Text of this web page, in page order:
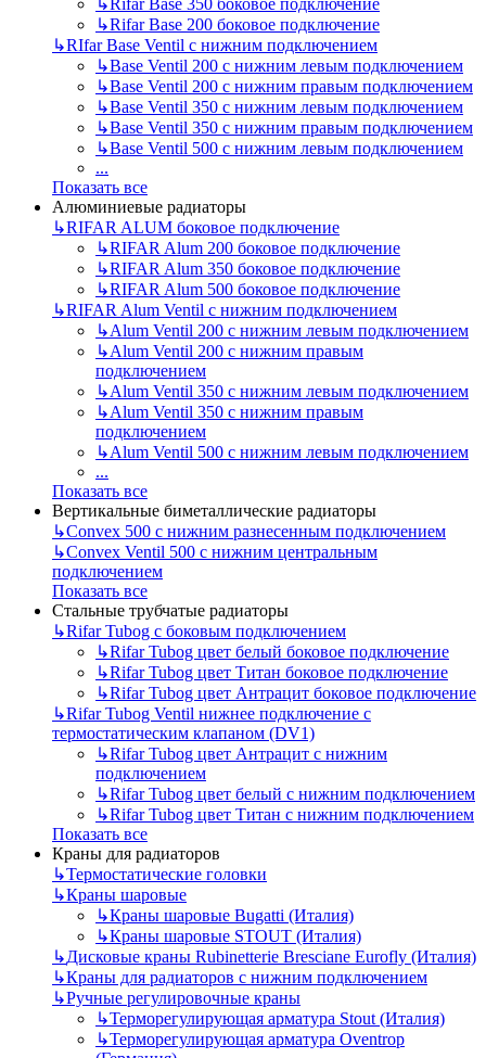
↳Rifar Base 200 боковое подключение
↳RIfar Base Ventil с нижним подключением
↳Base Ventil 200 с нижним левым подключением
↳Base Ventil 200 с нижним правым подключением
↳Base Ventil 350 с нижним левым подключением
↳Base Ventil 350 с нижним правым подключением
↳Base Ventil 500 с нижним левым подключением
...
Показать все
Алюминиевые радиаторы
↳RIFAR ALUM боковое подключение
↳RIFAR Alum 200 боковое подключение
↳RIFAR Alum 350 боковое подключение
↳RIFAR Alum 500 боковое подключение
↳RIFAR Alum Ventil с нижним подключением
↳Alum Ventil 200 с нижним левым подключением
↳Alum Ventil 200 с нижним правым
подключением
↳Alum Ventil 350 с нижним левым подключением
↳Alum Ventil 350 с нижним правым
подключением
↳Alum Ventil 500 с нижним левым подключением
...
Показать все
Вертикальные биметаллические радиаторы
↳Convex 500 с нижним разнесенным подключением
↳Convex Ventil 500 с нижним центральным
подключением
Показать все
Стальные трубчатые радиаторы
↳Rifar Tubog с боковым подключением
↳Rifar Tubog цвет белый боковое подключение
↳Rifar Tubog цвет Титан боковое подключение
↳Rifar Tubog цвет Антрацит боковое подключение
↳Rifar Tubog Ventil нижнее подключение с
термостатическим клапаном (DV1)
↳Rifar Tubog цвет Антрацит с нижним
подключением
↳Rifar Tubog цвет белый с нижним подключением
↳Rifar Tubog цвет Титан с нижним подключением
Показать все
Краны для радиаторов
↳Термостатические головки
↳Краны шаровые
↳Краны шаровые Bugatti (Италия)
↳Краны шаровые STOUT (Италия)
↳Дисковые краны Rubinetterie Bresciane Eurofly (Италия)
↳Краны для радиаторов с нижним подключением
↳Ручные регулировочные краны
↳Терморегулирующая арматура Stout (Италия)
↳Терморегулирующая арматура Oventrop